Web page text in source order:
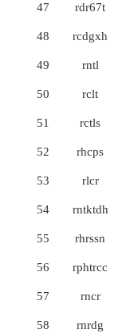
47 rdr67t
48 rcdgxh
49 rntl
50 rclt
51 rctls
52 rhcps
53 rlcr
54 rntktdh
55 rhrssn
56 rphtrcc
57 rncr
58 rnrdg